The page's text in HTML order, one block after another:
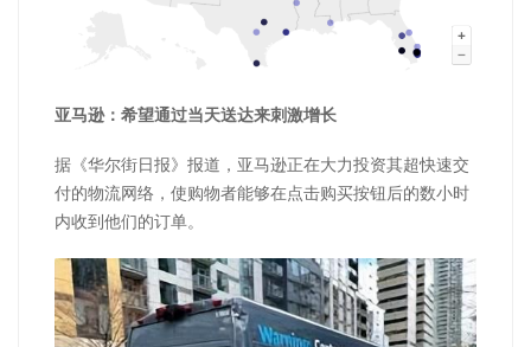
亚马逊：希望通过当天送达来刺激增长
据《华尔街日报》报道，亚马逊正在大力投资其超快速交
付的物流网络，使购物者能够在点击购买按钮后的数小时
内收到他们的订单。